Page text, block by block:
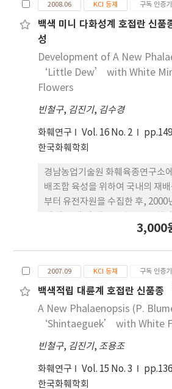
사기간 및 온도 등이 영향을 제일
으로 볼 수 있었다. 절화 시 'Vicki
'Jacaranda' 품종은(개화기간 49
휨 정도 이내) 중, 단초 절화로 분
비해 단축되는 경향을 보았다.
Brown', 'Golden Times',
46.7일에서 50.77일까지 조기 개화
'Tineke' 품종은 전정 41일 후에
0.5cm에 이르게 되어 개화형성이
다. 여기에서 상위 10품종 장미의
'American Orange' 품종
품종 39322, 'Frosty Pink' 품종
'Champagne' 품종 24516,
23992, 'Lara Pink' 품종 22961,
종 17856, 'Grand Gala' 품종
2008.06 KCI 등재 구독 인증
백색 미니 다화성계 호접란 신
성
Development of A New
‘Little Dew’ with White
Flowers
빈철구, 김진기, 김수경
화훼연구 Vol. 16 No. 2
한국화훼학회
경남농업기술원 화훼육종연구소
배조합 육성을 위하여 국내의 재
부터 유전자원을 수집한 후, 2000
2006 년까지 3회의 특성검정을
색이며 꽃 크기는 3~4cm 정도이
개 정도가 발생하여 많은 꽃이 피
여 관상가치가 높아 시장성이 우수
다. 또한 조직배양을 통 해 영양번
으로 나타났다. 꽃수명도 긴 편이
고 저온처리를 통한 개화 조절도
배에 적합한 품종으로 판단 되었다.
3,000
2007.09 KCI 등재 구독 인증
백색적립 대륜계 호접란 신품
A New Phalaenopsis (P.
‘Shintaeguek’ with White
빈철구, 김진기, 조용조
화훼연구 Vol. 15 No. 3
한국화훼학회